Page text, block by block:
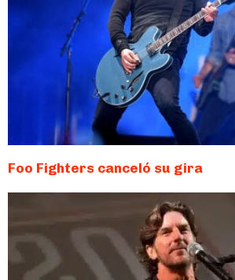
Foo Fighters canceló su gira